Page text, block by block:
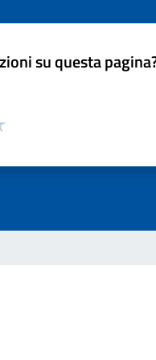
su questa